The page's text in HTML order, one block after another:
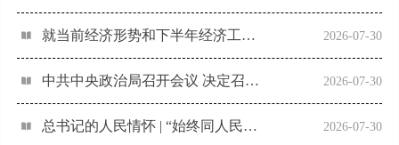
就当前经济形势和下半年经济工作 中共中央召开党外人士座谈会 习近平主持并发表重要讲话 2026-07-30
中共中央政治局召开会议 决定召开二十届五中全会分析研究当前经济形势和经济工作 中共中央总书记习近平主持会议 2026-07-30
总书记的人民情怀 | “始终同人民同呼吸、共命运、心连心” 2026-07-30